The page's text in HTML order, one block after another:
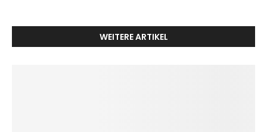
WEITERE ARTIKEL